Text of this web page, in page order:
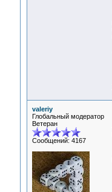
valeriy
Глобальный модератор
Ветеран
Сообщений: 4167